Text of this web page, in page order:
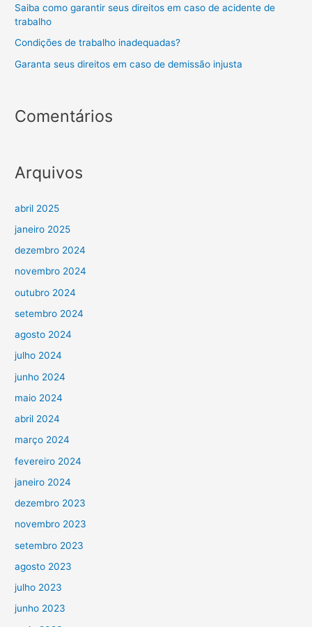
Saiba como garantir seus direitos em caso de acidente de
trabalho
Condições de trabalho inadequadas?
Garanta seus direitos em caso de demissão injusta
Comentários
Arquivos
abril 2025
janeiro 2025
dezembro 2024
novembro 2024
outubro 2024
setembro 2024
agosto 2024
julho 2024
junho 2024
maio 2024
abril 2024
março 2024
fevereiro 2024
janeiro 2024
dezembro 2023
novembro 2023
setembro 2023
agosto 2023
julho 2023
junho 2023